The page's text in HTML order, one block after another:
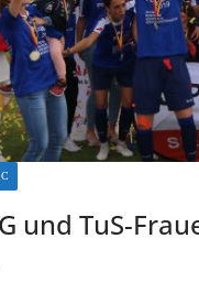
und TuS-